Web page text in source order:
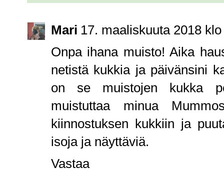
Mari 17. maaliskuuta 2018
Onpa ihana muisto! Aika
netistä kukkia ja päivänsini
on se muistojen kukka
muistuttaa minua
kiinnostuksen kukkiin ja
isoja ja näyttäviä.
Vastaa